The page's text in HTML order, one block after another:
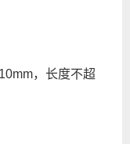
，长度不超